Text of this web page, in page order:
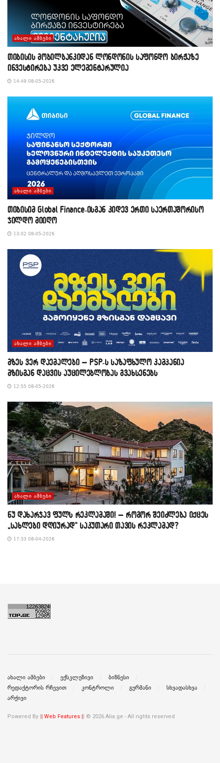
ᲐᲮᲐᲚᲘ ᲐᲛᲑᲔᲑᲘ
თიბისის მობილბანკიდან ლონდონის საფონდო ბირჟაზე
ინვესტირება უკვე ელემენტარულია
14:49 08-05-2026
ᲐᲮᲐᲚᲘ ᲐᲛᲑᲔᲑᲘ
თიბისიმ Global Finance-ისგან კიდევ ერთი საერთაშორისო
ჯილდო მიიღო
13:02 08-05-2026
ᲐᲮᲐᲚᲘ ᲐᲛᲑᲔᲑᲘ
მზეს ვერ დაემალები – PSP-ს საზაფხულო კამპანია
მზისგან დაცვის აუცილებლობას გვახსენებს
12:55 08-05-2026
ᲐᲮᲐᲚᲘ ᲐᲛᲑᲔᲑᲘ
​ნუ დახარჯავ ფულს რეკლამაში! – როგორ შეიძლება იქცეს
„სახლები დღიურად“ საკუთარი თავის რეკლამად?
17:33 08-04-2026
ახალი ამბები ექსკლუზივი
ბიზნესი
რედაქტორის რჩევით
კონტროლი გურმანი
სხვადასხვა
არქივი
Powered By || Web Features || © 2026 Alia.ge - All rights reserved